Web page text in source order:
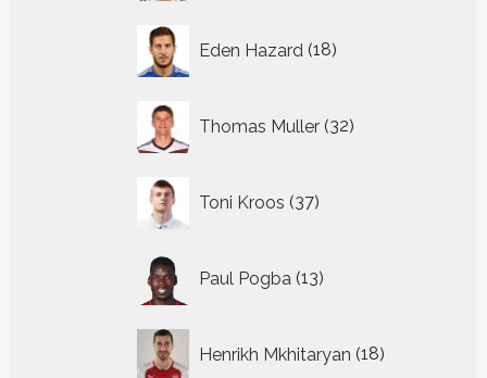
Eden Hazard 18
producten
Thomas Muller 32
producten
Toni Kroos 37
producten
Paul Pogba 13
producten
Henrikh Mkhitaryan 18
producten